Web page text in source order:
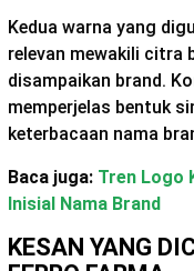
Kedua warna yang
relevan mewakili citra
disampaikan brand.
memperjelas bentuk
keterbacaan nama
Baca juga: Tren Logo
Inisial Nama Brand
KESAN YANG